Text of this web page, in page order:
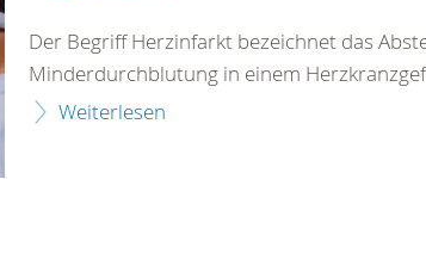
Der Begriff Herzinfarkt bezeichnet das
Minderdurchblutung in einem
Weiterlesen